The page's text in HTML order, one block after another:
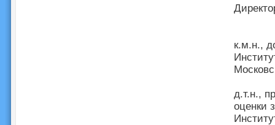
к.м.н.,
д.т.н.,
оценки